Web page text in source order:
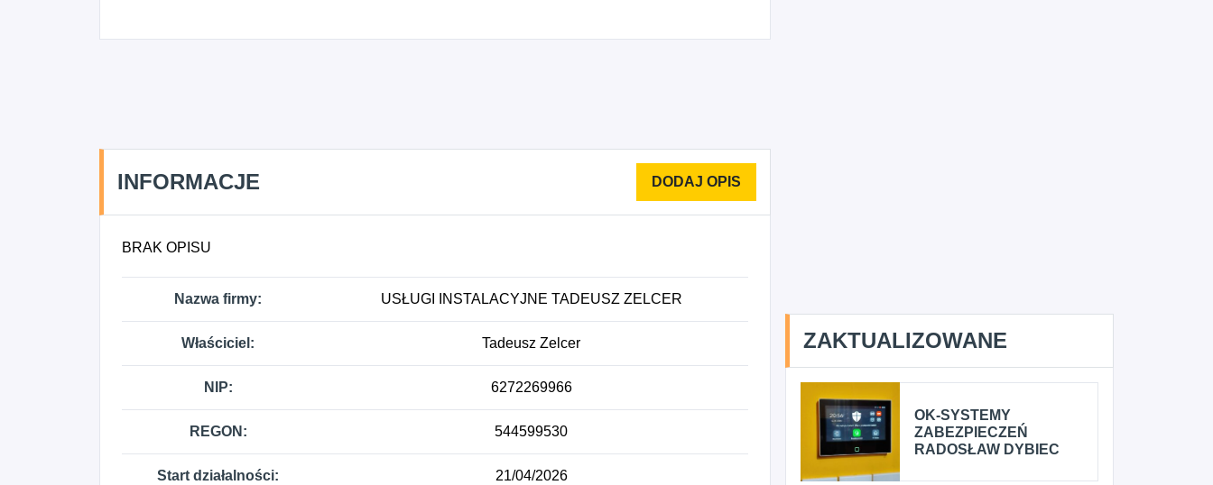
INFORMACJE
BRAK OPISU
Nazwa firmy: USŁUGI INSTALACYJNE TADEUSZ ZELCER
Właściciel: Tadeusz Zelcer
NIP: 6272269966
REGON: 544599530
Start działalności: 21/04/2026
ZAKTUALIZOWANE
OK-SYSTEMY
ZABEZPIECZEŃ
RADOSŁAW DYBIEC